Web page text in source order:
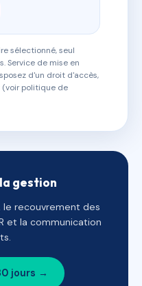
sélectionné, seul
Service de mise en
d'un droit d'accès,
politique de
gestion
le recouvrement des
et la communication
jours →